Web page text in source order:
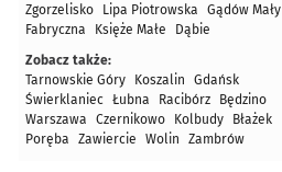
Zgorzelisko
Lipa Piotrowska
Gądów Mały
Fabryczna
Księże Małe
Dąbie
Zobacz także:
Tarnowskie Góry
Koszalin
Gdańsk
Świerklaniec Łubna Racibórz
Będzino
Warszawa
Czernikowo Kolbudy
Błażek
Poręba
Zawiercie Wolin Zambrów